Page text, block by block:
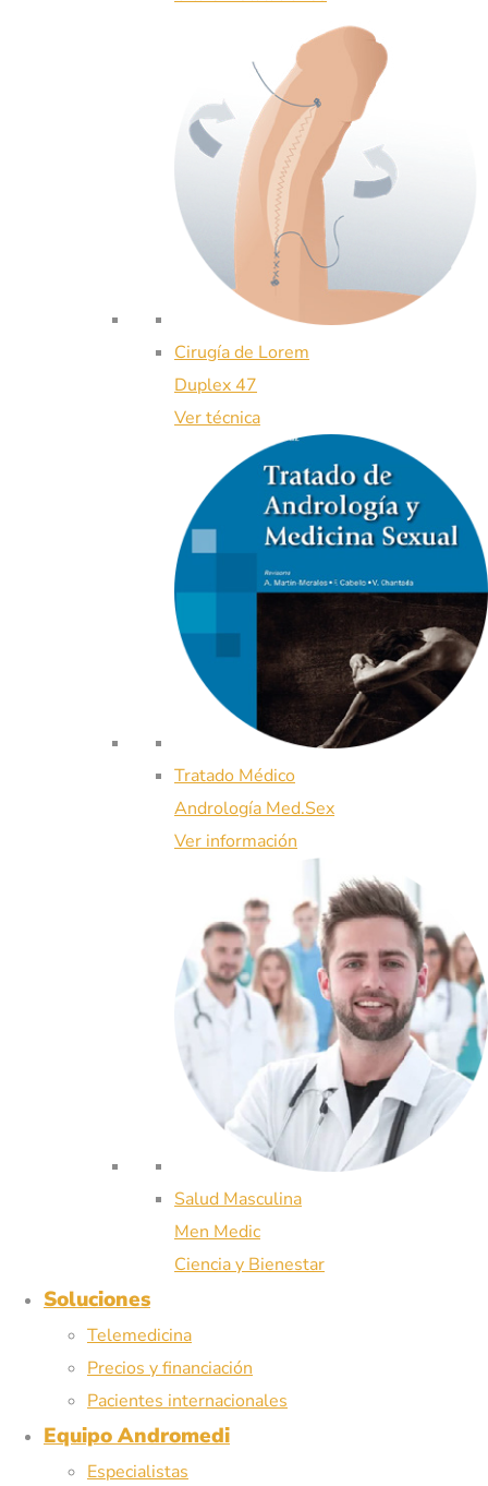
Cirugía de Lorem
Duplex 47
Ver técnica
Tratado Médico
Andrología Med.Sex
Ver información
Salud Masculina
Men Medic
Ciencia y Bienestar
Soluciones
Telemedicina
Precios y financiación
Pacientes internacionales
Equipo Andromedi
Especialistas